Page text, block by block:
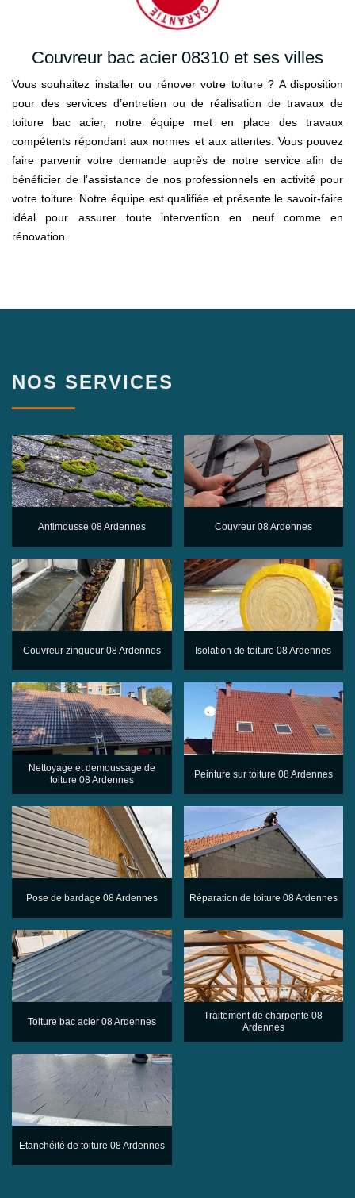
Couvreur bac acier 08310 et ses villes
Vous souhaitez installer ou rénover votre toiture ? A disposition
pour des services d’entretien ou de réalisation de travaux de
toiture bac acier, notre équipe met en place des travaux
compétents répondant aux normes et aux attentes. Vous pouvez
faire parvenir votre demande auprès de notre service afin de
bénéficier de l’assistance de nos professionnels en activité pour
votre toiture. Notre équipe est qualifiée et présente le savoir-faire
idéal pour assurer toute intervention en neuf comme en
rénovation.
NOS SERVICES
Antimousse 08 Ardennes Couvreur 08 Ardennes
Couvreur zingueur 08 Ardennes Isolation de toiture 08 Ardennes
Nettoyage et demoussage de
toiture 08 Ardennes
Peinture sur toiture 08 Ardennes
Pose de bardage 08 Ardennes Réparation de toiture 08 Ardennes
Toiture bac acier 08 Ardennes
Traitement de charpente 08
Ardennes
Etanchéité de toiture 08 Ardennes